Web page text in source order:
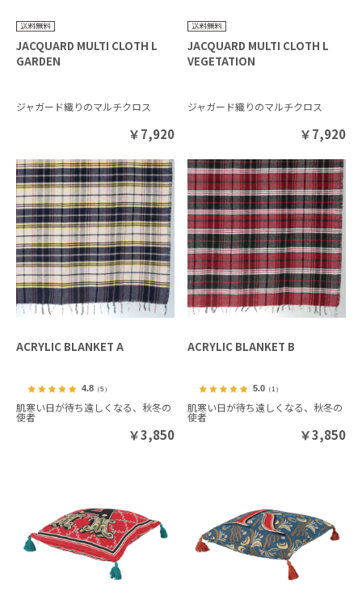
JACQUARD MULTI CLOTH L
GARDEN
ジャガード織りのマルチクロス
￥7,920
JACQUARD MULTI CLOTH L
VEGETATION
ジャガード織りのマルチクロス
￥7,920
ACRYLIC BLANKET A
4.8（5）
肌寒い日が待ち遠しくなる、秋冬の
使者
￥3,850
ACRYLIC BLANKET B
5.0 （1）
肌寒い日が待ち遠しくなる、秋冬の
使者
￥3,850